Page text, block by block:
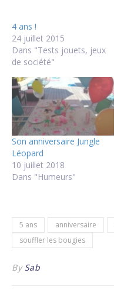
4 ans !
24 juillet 2015
Dans "Tests jouets, jeux
de société"
Son anniversaire Jungle
Léopard
10 juillet 2018
Dans "Humeurs"
5 ans anniversaire
souffler les bougies
By Sab